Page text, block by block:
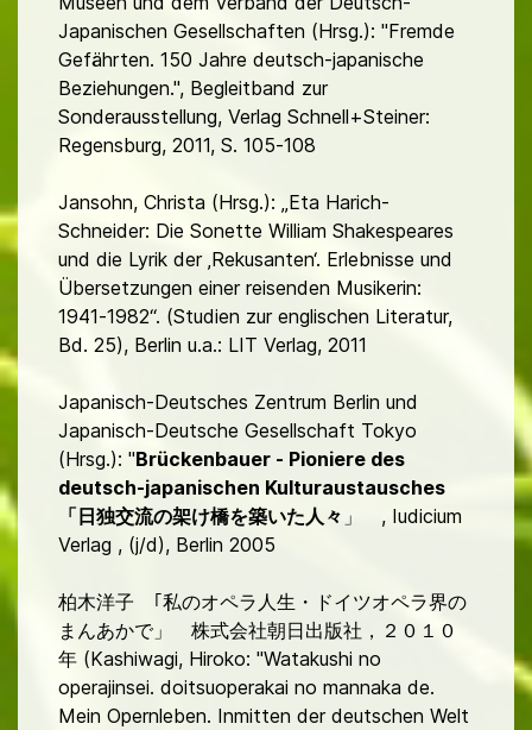
Japanischen Gesellschaften (Hrsg.): "Fremde
Gefährten. 150 Jahre deutsch-japanische
Beziehungen.", Begleitband zur
Sonderausstellung, Verlag Schnell+Steiner:
Regensburg, 2011, S. 105-108
Jansohn, Christa (Hrsg.): „Eta Harich-
Schneider: Die Sonette William Shakespeares
und die Lyrik der ‚Rekusanten‘. Erlebnisse und
Übersetzungen einer reisenden Musikerin:
1941-1982“. (Studien zur englischen Literatur,
Bd. 25), Berlin u.a.: LIT Verlag, 2011
Japanisch-Deutsches Zentrum Berlin und
Japanisch-Deutsche Gesellschaft Tokyo
(Hrsg.): "Brückenbauer - Pioniere des
deutsch-japanischen Kulturaustausches
「日独交流の架け橋を築いた人々 」 , Iudicium
Verlag , (j/d), Berlin 2005
柏木洋子 ｢私のオペラ人生・ドイツオペラ界の
まんあかで」 株式会社朝日出版社，２０１０
年 (Kashiwagi, Hiroko: "Watakushi no
operajinsei. doitsuoperakai no mannaka de.
Mein Opernleben. Inmitten der deutschen Welt